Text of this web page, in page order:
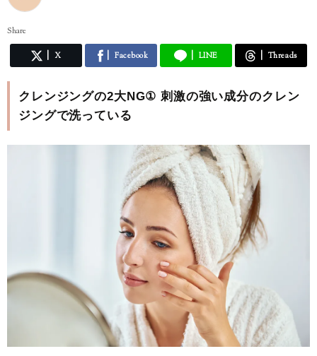
Share
X Facebook LINE Threads
クレンジングの2大NG① 刺激の強い成分のクレン
ジングで洗っている